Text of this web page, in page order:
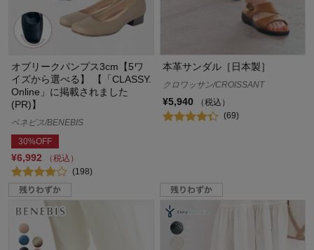
オブリークパンプス3cm【5ワ
イズから選べる】 【「CLASSY.
Online」に掲載されました
(PR)】
ベネビス/BENEBIS
30%OFF
¥6,992
（税込）
(198)
本革サンダル［日本製］
クロワッサン/CROISSANT
¥5,940
（税込）
(69)